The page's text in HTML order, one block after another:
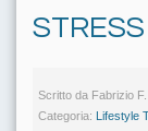
Scritto da Fabrizio
Categoria: Lifestyle